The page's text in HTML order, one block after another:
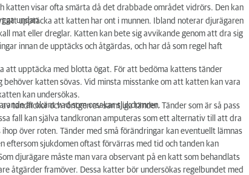
katten visar ofta smärta då det drabbade området vidrörs. Den kan
undan.
att upptäcka att katten har ont i munnen. Ibland noterar djurägaren
mat eller dreglar. Katten kan bete sig avvikande genom att dra sig
innan de upptäcks och åtgärdas, och har då som regel haft
att upptäcka med blotta ögat. För att bedöma kattens tänder
katten sövas. Vid minsta misstanke om att katten kan vara
kan undersökas.
är okänt vad som orsakar sjukdomren.
tandfickor och röntgen av samtliga tänder. Tänder som är så pass
fall kan själva tandkronan amputeras som ett alternativ till att dra
över roten. Tänder med små förändringar kan eventuellt lämnas
eftersom sjukdomen oftast förvärras med tid och tanden kan
djurägare måste man vara observant på en katt som behandlats
åtgärder framöver. Dessa katter bör undersökas regelbundet med